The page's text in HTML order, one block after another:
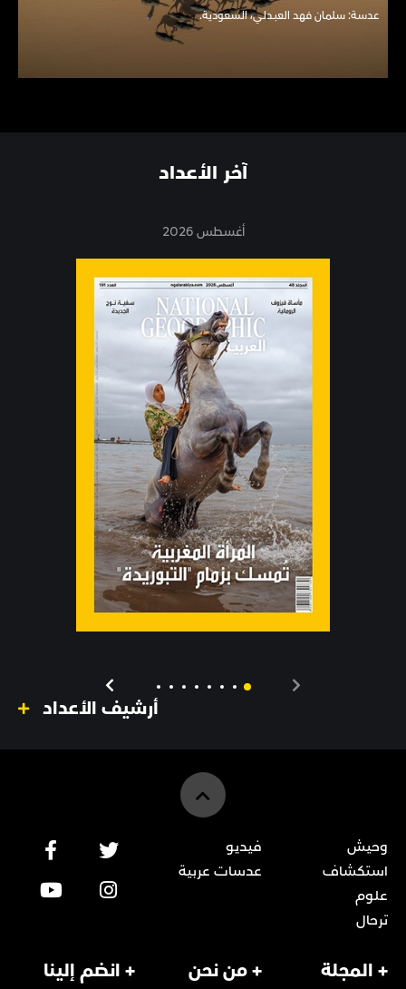
عدسة: سلمـان فهد العبـدلي، السعودية.
آخر الأعداد
أغسطس 2026
أرشيف الأعداد
وحيش
استكشاف
علوم
ترحال
فيديو
عدسات عربية
+ المجلة + من نحن + انضم إلينا